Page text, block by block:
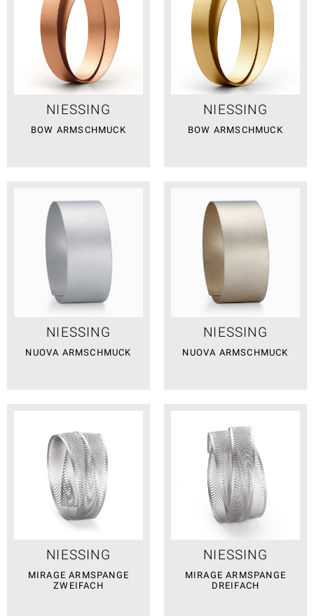
NIESSING
BOW ARMSCHMUCK
NIESSING
BOW ARMSCHMUCK
NIESSING
NUOVA ARMSCHMUCK
NIESSING
NUOVA ARMSCHMUCK
NIESSING
MIRAGE ARMSPANGE
ZWEIFACH
NIESSING
MIRAGE ARMSPANGE
DREIFACH